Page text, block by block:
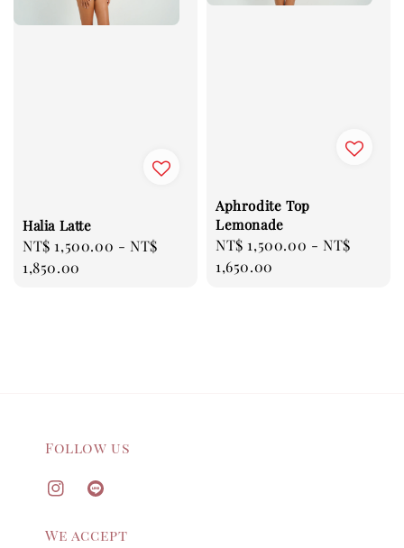
Halia Latte
Regular
price
NT$ 1,500.00 -NT$
1,850.00
Aphrodite Top
Lemonade
Regular
price
NT$ 1,500.00 -NT$
1,650.00
Follow us
We accept